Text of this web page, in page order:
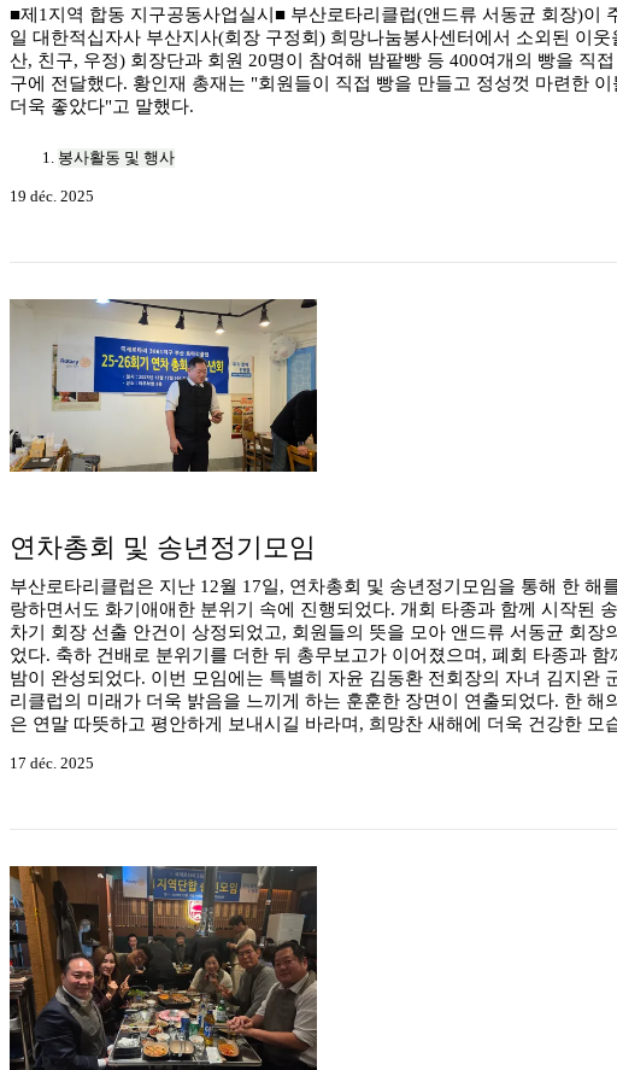
■제1지역 합동 지구공동사업실시■ 부산로타리클럽(앤드류 서동균 회장)이
일 대한적십자사 부산지사(회장 구정회) 희망나눔봉사센터에서 소외된 이
산, 친구, 우정) 회장단과 회원 20명이 참여해 밤팥빵 등 400여개의 빵을 직
구에 전달했다. 황인재 총재는 "회원들이 직접 빵을 만들고 정성껏 마련한
더욱 좋았다"고 말했다.
봉사활동 및 행사
19 déc. 2025
연차총회 및 송년정기모임
부산로타리클럽은 지난 12월 17일, 연차총회 및 송년정기모임을 통해 한
랑하면서도 화기애애한 분위기 속에 진행되었다. 개회 타종과 함께 시작된
차기 회장 선출 안건이 상정되었고, 회원들의 뜻을 모아 앤드류 서동균 회
었다. 축하 건배로 분위기를 더한 뒤 총무보고가 이어졌으며, 폐회 타종과
밤이 완성되었다. 이번 모임에는 특별히 자윤 김동환 전회장의 자녀 김지
리클럽의 미래가 더욱 밝음을 느끼게 하는 훈훈한 장면이 연출되었다. 한
은 연말 따뜻하고 평안하게 보내시길 바라며, 희망찬 새해에 더욱 건강한 모
17 déc. 2025